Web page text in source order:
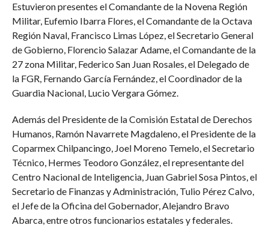
Estuvieron presentes el Comandante de la Novena Región
Militar, Eufemio Ibarra Flores, el Comandante de la Octava
Región Naval, Francisco Limas López, el Secretario General
de Gobierno, Florencio Salazar Adame, el Comandante de la
27 zona Militar, Federico San Juan Rosales, el Delegado de
la FGR, Fernando García Fernández, el Coordinador de la
Guardia Nacional, Lucio Vergara Gómez.
Además del Presidente de la Comisión Estatal de Derechos
Humanos, Ramón Navarrete Magdaleno, el Presidente de la
Coparmex Chilpancingo, Joel Moreno Temelo, el Secretario
Técnico, Hermes Teodoro González, el representante del
Centro Nacional de Inteligencia, Juan Gabriel Sosa Pintos, el
Secretario de Finanzas y Administración, Tulio Pérez Calvo,
el Jefe de la Oficina del Gobernador, Alejandro Bravo
Abarca, entre otros funcionarios estatales y federales.